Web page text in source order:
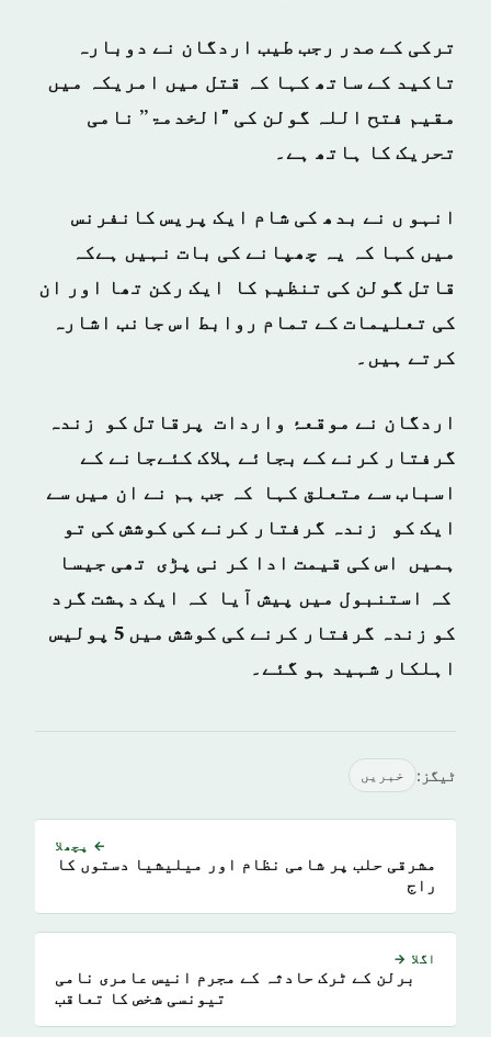
ترکی کے صدر رجب طیب اردگان نے دوبارہ
تاکید کے ساتھ کہا کہ قتل میں امریکہ میں
مقیم فتح اللہ گولن کی "الخدمۃ” نامی
تحریک کا ہاتھ ہے۔
انہو ں نے بدھ کی شام ایک پریس کانفرنس
میں کہا کہ یہ چھپانے کی بات نہیں ہےکہ
قاتل گولن کی تنظیم کا ایک رکن تھا اور ان
کی تعلیمات کے تمام روابط اس جانب اشارہ
کرتے ہیں۔
اردگان نے موقعۂ واردات پرقاتل کو زندہ
گرفتار کرنے کے بجائے ہلاک کئےجانے کے
اسباب سے متعلق کہا کہ جب ہم نے ان میں سے
ایک کو زندہ گرفتار کرنے کی کوشش کی تو
ہمیں اس کی قیمت ادا کر نی پڑی تھی جیسا
کہ استنبول میں پیش آیا کہ ایک دہشت گرد
کو زندہ گرفتار کرنے کی کوشش میں 5 پولیس
اہلکار شہید ہو گئے۔
ٹیگز: خبريں
← پچھلا
مشرقی حلب پر شامی نظام اور میلیشیا دستوں کا
راج
اگلا →
برلن کے ٹرک حادثہ کے مجرم انیس عامری نامی
تیونسی شخص کا تعاقب